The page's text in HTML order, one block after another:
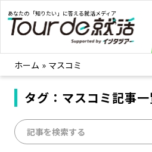
あなたの「知りたい」に答える就活メディア
就活ノウハウ
企業まる見え！特
みんなが知らない企業の裏
インタツアー活動
ホーム » マスコミ
タグ：マスコミ記事